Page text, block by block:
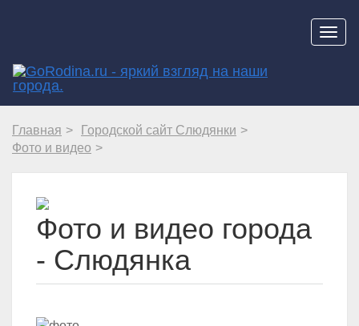
Главная
Городской сайт Слюдянки
Фото и видео
Фото и видео города
- Слюдянка